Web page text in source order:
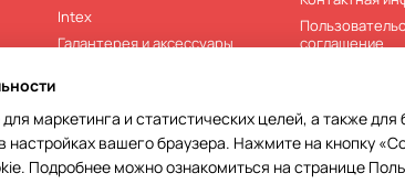
Intex
Галантерея и аксессуары
Новые
соглашение
маркетинга и статистических целей, а также
вашего браузера. Нажмите на кнопку
Подробнее можно ознакомиться на странице